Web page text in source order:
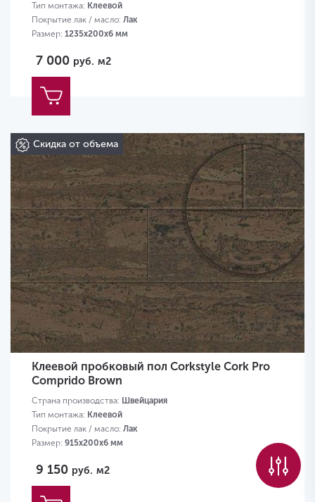
Тип монтажа: Клеевой
Покрытие лак / масло: Лак
Размер: 1235х200х6 мм
7 000 руб. м2
Скидка от объема
Клеевой пробковый пол Corkstyle Cork Pro
Comprido Brown
Страна производства: Швейцария
Тип монтажа: Клеевой
Покрытие лак / масло: Лак
Размер: 915х200х6 мм
9 150 руб. м2